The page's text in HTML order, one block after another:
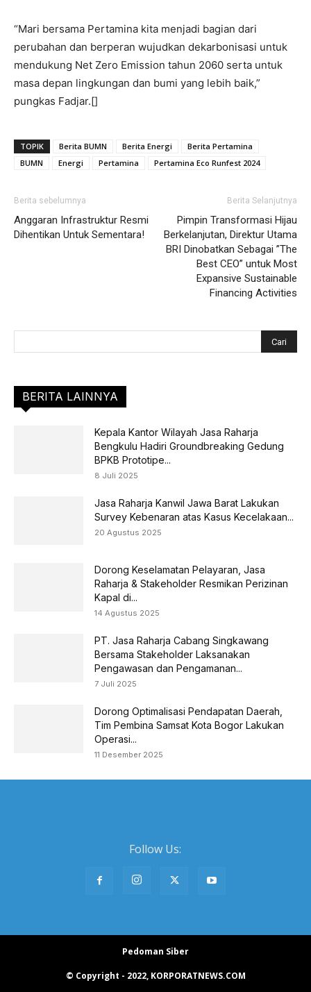
“Mari bersama Pertamina kita menjadi bagian dari
perubahan dan berperan wujudkan dekarbonisasi untuk
mendukung Net Zero Emission tahun 2060 serta untuk
masa depan lingkungan dan bumi yang lebih baik,”
pungkas Fadjar.[]
TOPIK Berita BUMN Berita Energi
Berita Pertamina
BUMN
Energi Pertamina Pertamina Eco Runfest 2024
Berita sebelumnya
Anggaran Infrastruktur Resmi
Dihentikan Untuk Sementara!
Berita Selanjutnya
Pimpin Transformasi Hijau
Berkelanjutan, Direktur Utama
BRI Dinobatkan Sebagai ”The
Best CEO” untuk Most
Expansive Sustainable
Financing Activities
BERITA LAINNYA
Kepala Kantor Wilayah Jasa Raharja
Bengkulu Hadiri Groundbreaking Gedung
BPKB Prototipe...
8 Juli 2025
Jasa Raharja Kanwil Jawa Barat Lakukan
Survey Kebenaran atas Kasus Kecelakaan...
20 Agustus 2025
Dorong Keselamatan Pelayaran, Jasa
Raharja & Stakeholder Resmikan Perizinan
Kapal di...
14 Agustus 2025
PT. Jasa Raharja Cabang Singkawang
Bersama Stakeholder Laksanakan
Pengawasan dan Pengamanan...
7 Juli 2025
Dorong Optimalisasi Pendapatan Daerah,
Tim Pembina Samsat Kota Bogor Lakukan
Operasi...
11 Desember 2025
Follow Us:
Pedoman Siber
© Copyright - 2022, KORPORATNEWS.COM